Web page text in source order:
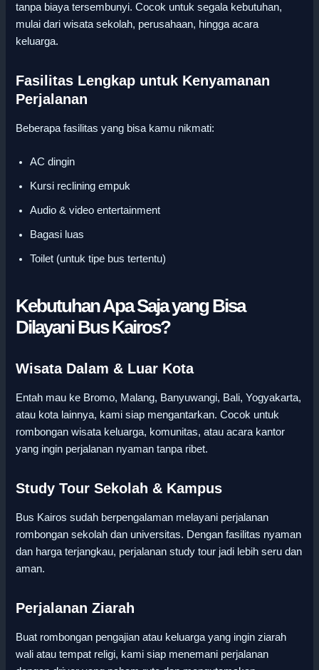
tanpa biaya tersembunyi. Cocok untuk segala kebutuhan,
mulai dari wisata sekolah, perusahaan, hingga acara
keluarga.
Fasilitas Lengkap untuk Kenyamanan
Perjalanan
Beberapa fasilitas yang bisa kamu nikmati:
AC dingin
Kursi reclining empuk
Audio & video entertainment
Bagasi luas
Toilet (untuk tipe bus tertentu)
Kebutuhan Apa Saja yang Bisa
Dilayani Bus Kairos?
Wisata Dalam & Luar Kota
Entah mau ke Bromo, Malang, Banyuwangi, Bali, Yogyakarta,
atau kota lainnya, kami siap mengantarkan. Cocok untuk
rombongan wisata keluarga, komunitas, atau acara kantor
yang ingin perjalanan nyaman tanpa ribet.
Study Tour Sekolah & Kampus
Bus Kairos sudah berpengalaman melayani perjalanan
rombongan sekolah dan universitas. Dengan fasilitas nyaman
dan harga terjangkau, perjalanan study tour jadi lebih seru dan
aman.
Perjalanan Ziarah
Buat rombongan pengajian atau keluarga yang ingin ziarah
wali atau tempat religi, kami siap menemani perjalanan